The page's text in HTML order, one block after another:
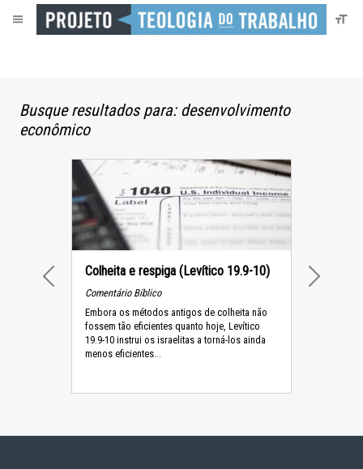
Busque resultados para: desenvolvimento
econômico
Colheita e respiga (Levítico 19.9-10)
Comentário Bíblico
Embora os métodos antigos de colheita não
fossem tão eficientes quanto hoje, Levítico
19.9-10 instrui os israelitas a torná-los ainda
menos eficientes...
PREVIOUS NEXT